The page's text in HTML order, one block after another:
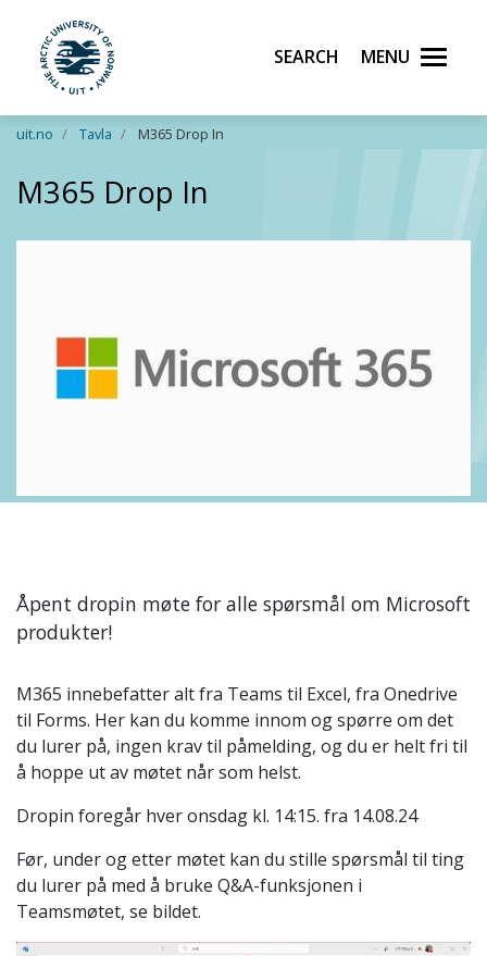
Skip to main content
UiT The Arctic University of Norway
Search Menu
uit.no Tavla M365 Drop In
M365 Drop In
Åpent dropin møte for alle spørsmål om Microsoft
produkter!
M365 innebefatter alt fra Teams til Excel, fra Onedrive
til Forms. Her kan du komme innom og spørre om det
du lurer på, ingen krav til påmelding, og du er helt fri til
å hoppe ut av møtet når som helst.
Dropin foregår hver onsdag kl. 14:15. fra 14.08.24
Før, under og etter møtet kan du stille spørsmål til ting
du lurer på med å bruke Q&A-funksjonen i
Teamsmøtet, se bildet.